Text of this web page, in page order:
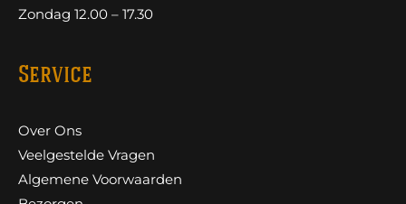
Zondag 12.00 – 17.30
Service
Over Ons
Veelgestelde Vragen
Algemene Voorwaarden